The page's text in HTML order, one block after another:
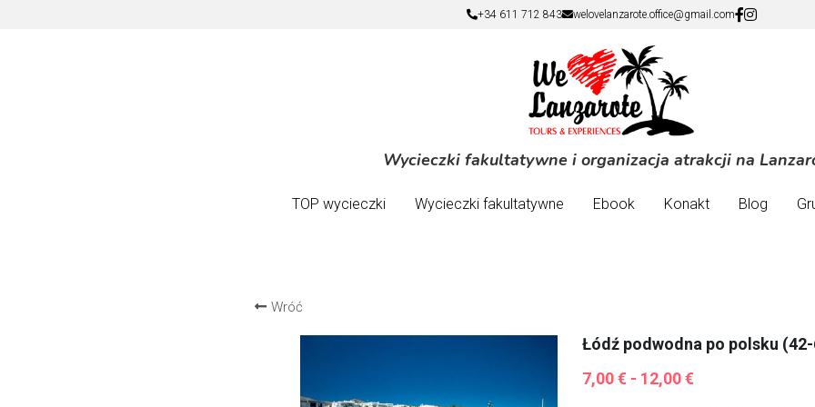
+34 611 712 843 welovelanzarote.office@gmail.com
Wycieczki fakultatywne i organizacja atrakcji na
TOP wycieczki Wycieczki fakultatywne Ebook Konakt Blog
+34 611 712 843 welovelanzarote.office@gmail.com
Wycieczki fakultatywne i organizacja atrakcji na
TOP wycieczki Wycieczki fakultatywne Ebook Konakt Blog
Wróć
Łódź podwodna po polsku
7,00 € - 12,00 €